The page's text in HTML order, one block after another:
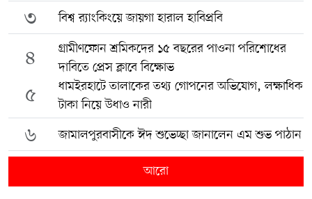
৩ বিশ্ব র‍্যাংকিংয়ে জায়গা হারাল হাবিপ্রবি
৪
গ্রামীণফোন শ্রমিকদের ১৫ বছরের পাওনা পরিশোধের
দাবিতে প্রেস ক্লাবে বিক্ষোভ
৫
ধামইরহাটে তালাকের তথ্য গোপনের অভিযোগ, লক্ষাধিক
টাকা নিয়ে উধাও নারী
৬ জামালপুরবাসীকে ঈদ শুভেচ্ছা জানালেন এম শুভ পাঠান
আরো